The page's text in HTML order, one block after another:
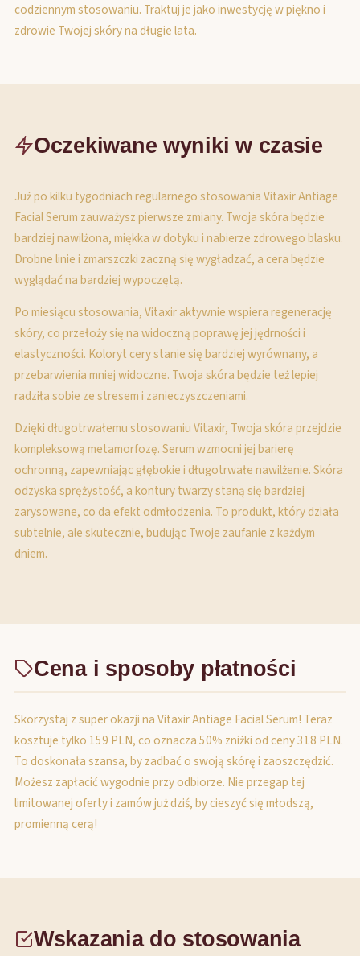
codziennym stosowaniu. Traktuj je jako inwestycję w piękno i
zdrowie Twojej skóry na długie lata.
Oczekiwane wyniki w czasie
Już po kilku tygodniach regularnego stosowania Vitaxir Antiage
Facial Serum zauważysz pierwsze zmiany. Twoja skóra będzie
bardziej nawilżona, miękka w dotyku i nabierze zdrowego blasku.
Drobne linie i zmarszczki zaczną się wygładzać, a cera będzie
wyglądać na bardziej wypoczętą.
Po miesiącu stosowania, Vitaxir aktywnie wspiera regenerację
skóry, co przełoży się na widoczną poprawę jej jędrności i
elastyczności. Koloryt cery stanie się bardziej wyrównany, a
przebarwienia mniej widoczne. Twoja skóra będzie też lepiej
radziła sobie ze stresem i zanieczyszczeniami.
Dzięki długotrwałemu stosowaniu Vitaxir, Twoja skóra przejdzie
kompleksową metamorfozę. Serum wzmocni jej barierę
ochronną, zapewniając głębokie i długotrwałe nawilżenie. Skóra
odzyska sprężystość, a kontury twarzy staną się bardziej
zarysowane, co da efekt odmłodzenia. To produkt, który działa
subtelnie, ale skutecznie, budując Twoje zaufanie z każdym
dniem.
Cena i sposoby płatności
Skorzystaj z super okazji na Vitaxir Antiage Facial Serum! Teraz
kosztuje tylko 159 PLN, co oznacza 50% zniżki od ceny 318 PLN.
To doskonała szansa, by zadbać o swoją skórę i zaoszczędzić.
Możesz zapłacić wygodnie przy odbiorze. Nie przegap tej
limitowanej oferty i zamów już dziś, by cieszyć się młodszą,
promienną cerą!
Wskazania do stosowania